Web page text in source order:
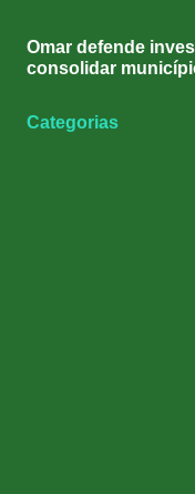
Omar defende
consolidar
Categorias